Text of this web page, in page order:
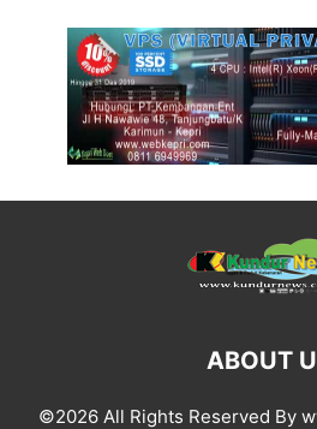
ABOUT
©2026 All Rights Reserved By